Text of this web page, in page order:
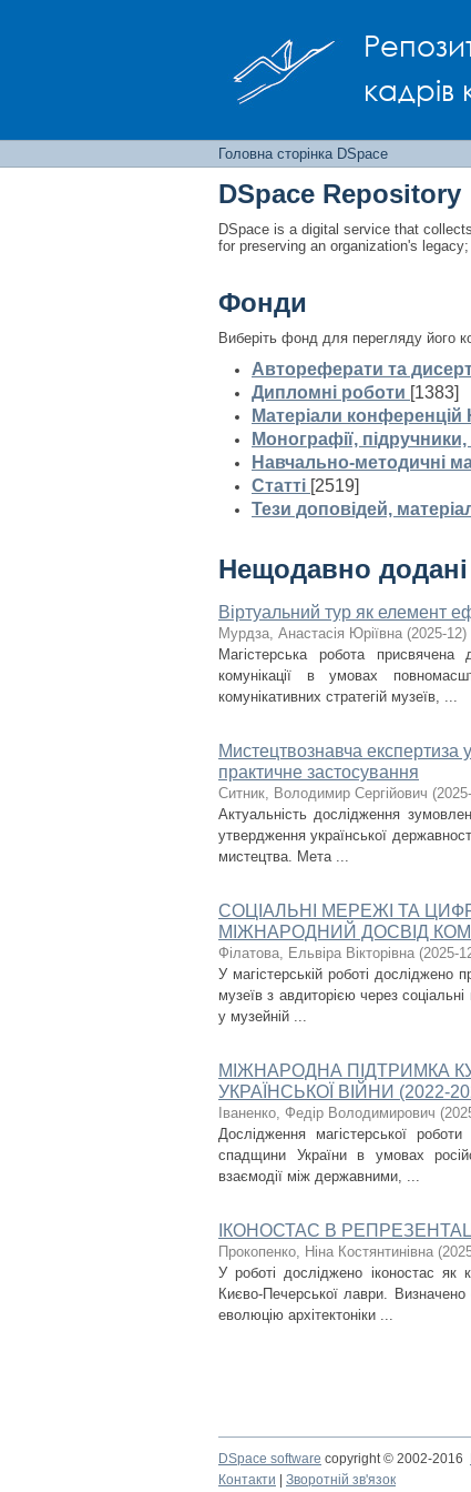
кадрів
Головна сторінка DSpace
DSpace Repository
DSpace is a digital service that
for preserving an organization's
Фонди
Виберіть фонд для перегляду його
Автореферати та
Дипломні роботи [1383]
Матеріали конференцій
Монографії,
Навчально-методичні
Статті [2519]
Тези доповідей,
Нещодавно додані
Віртуальний тур як елемент
Мурдза, Анастасія Юріївна (2025-12)
Магістерська робота присвячена
комунікації в умовах
комунікативних стратегій музеїв, ...
Мистецтвознавча експертиза
практичне застосування
Ситник, Володимир Сергійович (
Актуальність дослідження
утвердження української
мистецтва. Мета ...
СОЦІАЛЬНІ МЕРЕЖІ ТА
МІЖНАРОДНИЙ ДОСВІД
Філатова, Ельвіра Вікторівна (2025-
У магістерській роботі досліджено
музеїв з авдиторією через
у музейній ...
МІЖНАРОДНА ПІДТРИМКА
УКРАЇНСЬКОЇ ВІЙНИ (2022-
Іваненко, Федір Володимирович (
Дослідження магістерської
спадщини України в умовах
взаємодії між державними, ...
ІКОНОСТАС В
Прокопенко, Ніна Костянтинівна (
У роботі досліджено іконостас як
Києво-Печерської лаври. Визначено
еволюцію архітектоніки ...
DSpace software copyright © 2002-2016
Контакти
Зворотній зв'язок